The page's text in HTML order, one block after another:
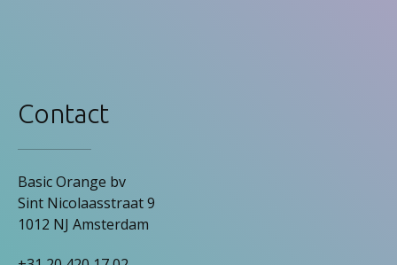
Contact
Basic Orange bv
Sint Nicolaasstraat 9
1012 NJ Amsterdam